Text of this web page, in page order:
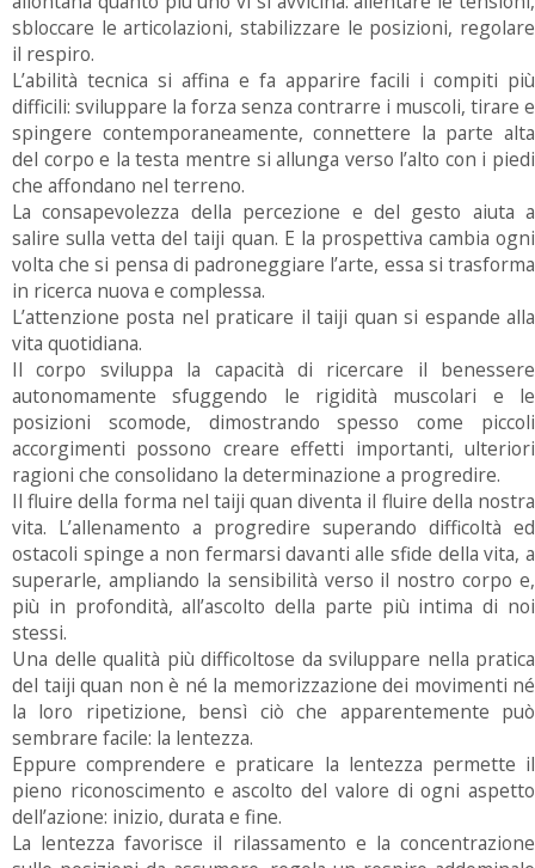
sbloccare le articolazioni, stabilizzare le posizioni, regolare
il respiro.
L’abilità tecnica si affina e fa apparire facili i compiti più
difficili: sviluppare la forza senza contrarre i muscoli, tirare e
spingere contemporaneamente, connettere la parte alta
del corpo e la testa mentre si allunga verso l’alto con i piedi
che affondano nel terreno.
La consapevolezza della percezione e del gesto aiuta a
salire sulla vetta del taiji quan. E la prospettiva cambia ogni
volta che si pensa di padroneggiare l’arte, essa si trasforma
in ricerca nuova e complessa.
L’attenzione posta nel praticare il taiji quan si espande alla
vita quotidiana.
Il corpo sviluppa la capacità di ricercare il benessere
autonomamente sfuggendo le rigidità muscolari e le
posizioni scomode, dimostrando spesso come piccoli
accorgimenti possono creare effetti importanti, ulteriori
ragioni che consolidano la determinazione a progredire.
Il fluire della forma nel taiji quan diventa il fluire della nostra
vita. L’allenamento a progredire superando difficoltà ed
ostacoli spinge a non fermarsi davanti alle sfide della vita, a
superarle, ampliando la sensibilità verso il nostro corpo e,
più in profondità, all’ascolto della parte più intima di noi
stessi.
Una delle qualità più difficoltose da sviluppare nella pratica
del taiji quan non è né la memorizzazione dei movimenti né
la loro ripetizione, bensì ciò che apparentemente può
sembrare facile: la lentezza.
Eppure comprendere e praticare la lentezza permette il
pieno riconoscimento e ascolto del valore di ogni aspetto
dell’azione: inizio, durata e fine.
La lentezza favorisce il rilassamento e la concentrazione